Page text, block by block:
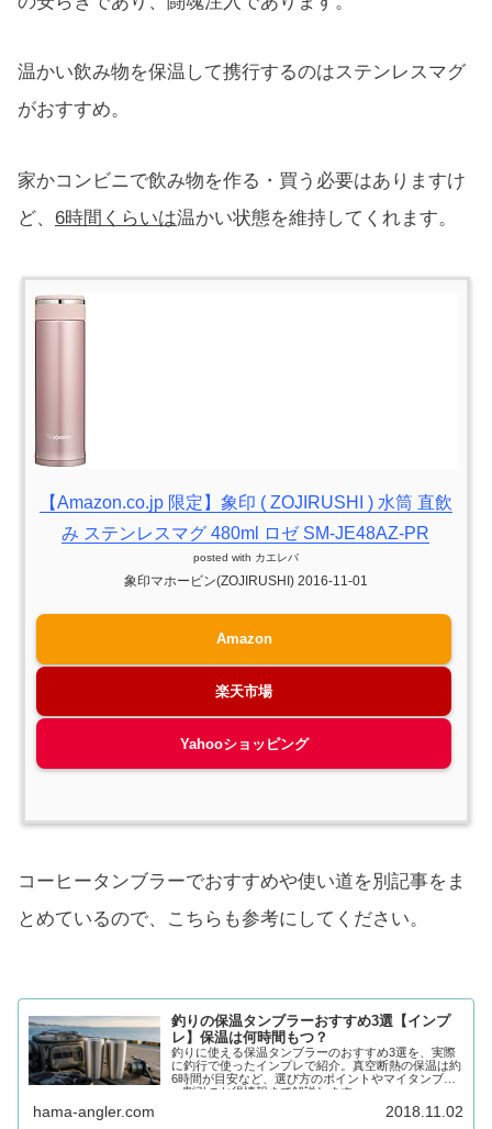
温かい飲み物を保温して携行するのはステンレスマグ
がおすすめ。
家かコンビニで飲み物を作る・買う必要はありますけ
ど、 6時間くらいは温かい状態を維持してくれます。
【Amazon.co.jp 限定】象印 ( ZOJIRUSHI ) 水筒 直飲
み ステンレスマグ 480ml ロゼ SM-JE48AZ-PR
posted with カエレバ
象印マホービン(ZOJIRUSHI) 2016-11-01
Amazon
楽天市場
Yahooショッピング
コーヒータンブラーでおすすめや使い道を別記事をま
とめているので、こちらも参考にしてください。
釣りの保温タンブラーおすすめ3選【インプ
レ】保温は何時間もつ？
釣りに使える保温タンブラーのおすすめ3選を、実際
に釣行で使ったインプレで紹介。真空断熱の保温は約
6時間が目安など、選び方のポイントやマイタンブラ
ー割引のお得情報まで解説します。
hama-angler.com 2018.11.02